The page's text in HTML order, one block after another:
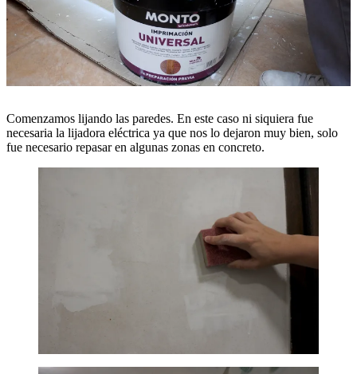
Comenzamos lijando las paredes. En este caso ni siquiera fue
necesaria la lijadora eléctrica ya que nos lo dejaron muy bien, solo
fue necesario repasar en algunas zonas en concreto.